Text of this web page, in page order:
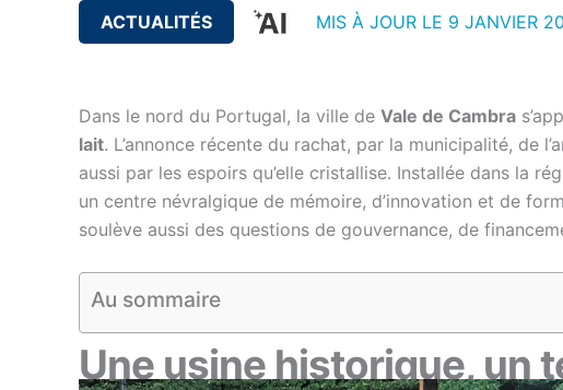
ACTUALITÉS MIS À JOUR LE 9 JANVIER
Dans le nord du Portugal, la ville de Vale de Cambra
lait. L’annonce récente du rachat, par la municipalité, de
aussi par les espoirs qu’elle cristallise. Installée dans la
un centre névralgique de mémoire, d’innovation et de
soulève aussi des questions de gouvernance, de
Au sommaire
Une usine historique, un